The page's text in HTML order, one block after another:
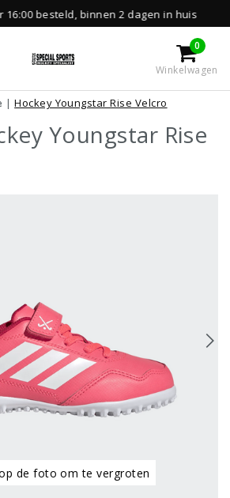
besteld, binnen 2 dagen in huis
0
Winkelwagen
|Hockey Youngstar Rise Velcro
Youngstar Rise
de foto om te vergroten